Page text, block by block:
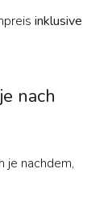
inklusive
nach
je nachdem,